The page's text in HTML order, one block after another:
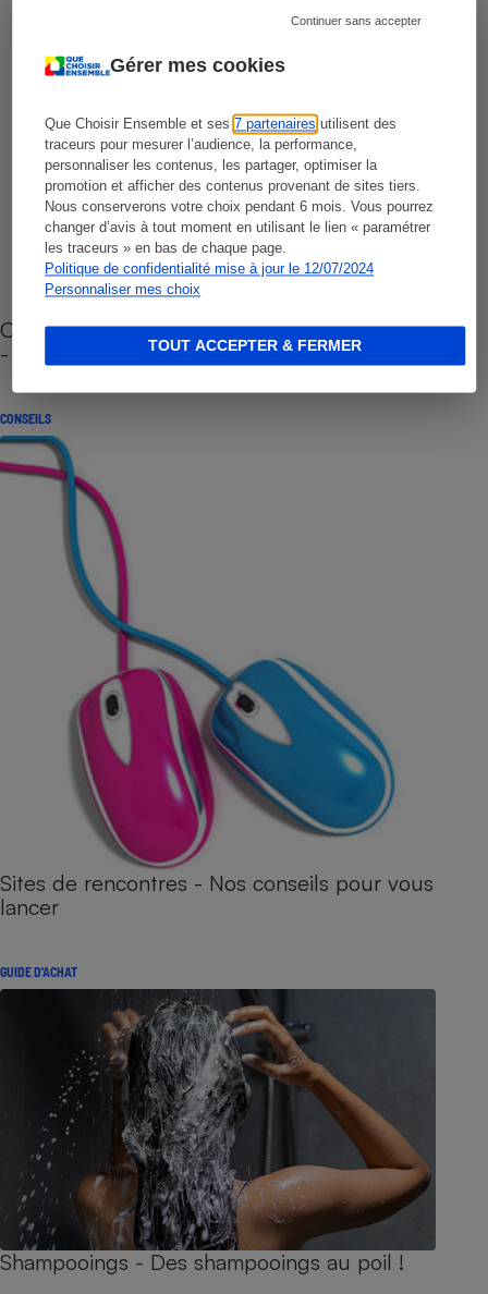
Gérer mes cookies
Que Choisir Ensemble et ses7 partenaires utilisent des
traceurs pour mesurer l’audience, la performance,
personnaliser les contenus, les partager, optimiser la
promotion et afficher des contenus provenant de sites tiers.
Nous conserverons votre choix pendant 6 mois. Vous pourrez
changer d’avis à tout moment en utilisant le lien « paramétrer
les traceurs » en bas de chaque page.
Politique de confidentialité mise à jour le 12/07/2024
Personnaliser mes choix
Continuer sans accepter
TOUT ACCEPTER & FERMER
Cafetière à capsules zéro déchet CoffeeB (vidéo)
- Premières impressions
CONSEILS
Sites de rencontres - Nos conseils pour vous
lancer
GUIDE D'ACHAT
Shampooings - Des shampooings au poil !